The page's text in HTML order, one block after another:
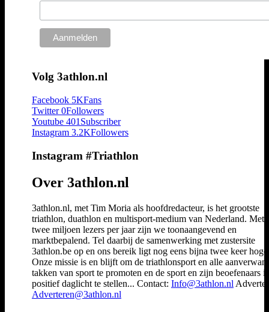
Volg 3athlon.nl
Facebook 5KFans
Twitter 0Followers
Youtube 401 Subscriber
Instagram 3.2KFollowers
Instagram #Triathlon
Over 3athlon.nl
3athlon.nl, met Tim Moria als hoofdredacteur, is het grootste
triathlon, duathlon en multisport-medium van Nederland. Met
twee miljoen lezers per jaar zijn we toonaangevend en
marktbepalend. Tel daarbij de samenwerking met zustersite
3athlon.be op en ons bereik ligt nog eens bijna twee keer
Onze missie is en blijft om de triathlonsport en alle
takken van sport te promoten en de sport en zijn beoefenaars
positief daglicht te stellen... Contact: Info@3athlon.nl
Adverteren@3athlon.nl